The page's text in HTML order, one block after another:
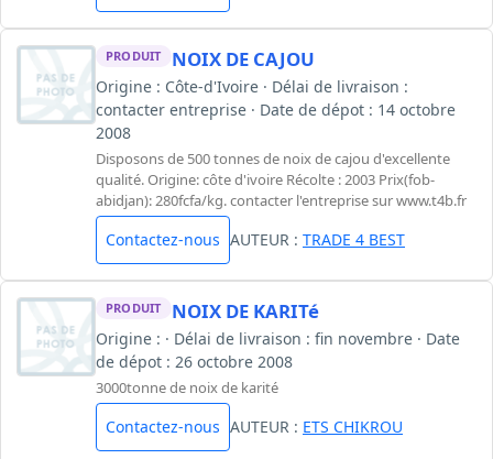
PRODUIT NOIX DE CAJOU
Origine : Côte-d'Ivoire · Délai de livraison :
contacter entreprise · Date de dépot : 14 octobre
2008
Disposons de 500 tonnes de noix de cajou d'excellente
qualité. Origine: côte d'ivoire Récolte : 2003 Prix(fob-
abidjan): 280fcfa/kg. contacter l'entreprise sur www.t4b.fr
Contactez-nous AUTEUR : TRADE 4 BEST
PRODUIT NOIX DE KARITé
Origine : · Délai de livraison : fin novembre · Date
de dépot : 26 octobre 2008
3000tonne de noix de karité
Contactez-nous AUTEUR : ETS CHIKROU